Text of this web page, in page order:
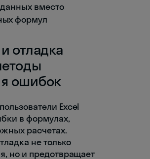
вместо
формул
отладка
ошибок
Excel
в формулах,
расчетах.
не только
но и предотвращает